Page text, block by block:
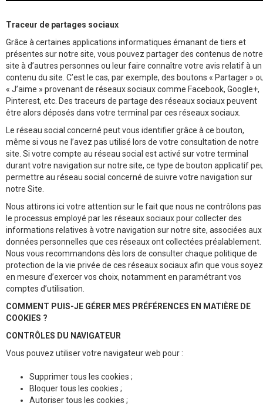
Traceur de partages sociaux
Grâce à certaines applications informatiques émanant de tiers et
présentes sur notre site, vous pouvez partager des contenus de notre
site à d’autres personnes ou leur faire connaître votre avis relatif à un
contenu du site. C’est le cas, par exemple, des boutons « Partager »
« J’aime » provenant de réseaux sociaux comme Facebook, Google+,
Pinterest, etc. Des traceurs de partage des réseaux sociaux peuvent
être alors déposés dans votre terminal par ces réseaux sociaux.
Le réseau social concerné peut vous identifier grâce à ce bouton,
même si vous ne l’avez pas utilisé lors de votre consultation de notre
site. Si votre compte au réseau social est activé sur votre terminal
durant votre navigation sur notre site, ce type de bouton applicatif
permettre au réseau social concerné de suivre votre navigation sur
notre Site.
Nous attirons ici votre attention sur le fait que nous ne contrôlons pas
le processus employé par les réseaux sociaux pour collecter des
informations relatives à votre navigation sur notre site, associées aux
données personnelles que ces réseaux ont collectées préalablement.
Nous vous recommandons dès lors de consulter chaque politique de
protection de la vie privée de ces réseaux sociaux afin que vous soyez
en mesure d’exercer vos choix, notamment en paramétrant vos
comptes d’utilisation.
COMMENT PUIS-JE GÉRER MES PRÉFÉRENCES EN MATIÈRE DE
COOKIES ?
CONTRÔLES DU NAVIGATEUR
Vous pouvez utiliser votre navigateur web pour :
supprimer tous les cookies ;
bloquer tous les cookies ;
autoriser tous les cookies ;